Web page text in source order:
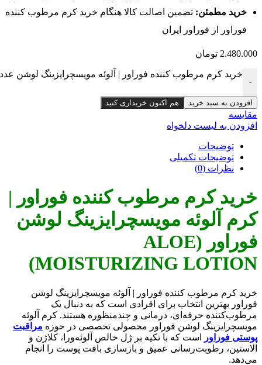
خرید مطمئن: تضمین اصالت کالا هنگام خرید کرم مرطوب کننده
فوراور از فوراور ایران
2.480.000 تومان
-
خرید کرم مرطوب کننده فوراور | آلوئه مویسچرایزینگ لوشن عدد
افزودن به سبد خرید هم اکنون خریداری کنید
مقایسه
افزودن به لیست دلخواه
توضیحات
توضیحات تکمیلی
نظرات (0)
خرید کرم مرطوب کننده فوراور |
کرم آلوئه مویسچرایزینگ لوشن
فوراور (ALOE
MOISTURIZING LOTION)
خرید کرم مرطوب کننده فوراور | آلوئه مویسچرایزینگ لوشن
فوراور بهترین انتخاب برای افرادی است که به دنبال یک
مرطوب‌کننده حرفه‌ای، درمانی و چندمنظوره هستند. کرم آلوئه
مویسچرایزینگ لوشن فوراور محصولی تخصصی در حوزه مراقبت
پوستی فوراور
است که با تکیه بر ژل خالص آلوئه‌ورا، کلاژن و
الاستین، رطوبت‌رسانی عمیق و بازسازی بافت پوست را انجام
می‌دهد.